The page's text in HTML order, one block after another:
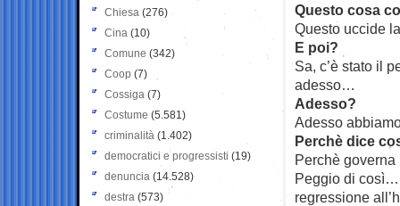
Questo cosa
Questo uccide
E poi?
Sa, c’è stato il
adesso…
Adesso?
Adesso
Perchè dice
Perchè governa
Peggio di così…
regressione
Chiesa (276)
Cina (10)
Comune (342)
Coop (7)
Cossiga (7)
Costume (5.581)
criminalità (1.402)
democratici e progressisti (19)
denuncia (14.528)
destra (573)